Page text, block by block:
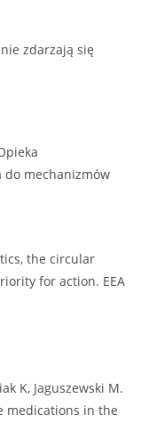
zdarzają się
do mechanizmów
the circular
for action. EEA
K, Jaguszewski M.
medications in the